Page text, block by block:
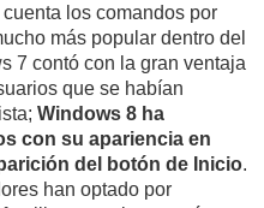
los comandos por
más popular dentro del
7 contó con la gran ventaja
que se habían
Windows 8 ha
con su apariencia en
del botón de Inicio.
han optado por